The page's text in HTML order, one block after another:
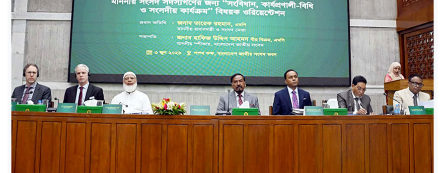
রাজধানী
আইন-
আদালত
ক্যাম্পাস
আজকের
পত্রিকা
ক্যারিয়ার
তথ্যপ্রযুক্তি